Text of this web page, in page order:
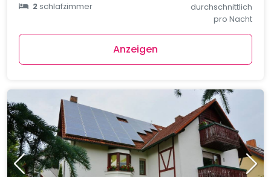
2schlafzimmer
durchschnittlich
pro Nacht
Anzeigen